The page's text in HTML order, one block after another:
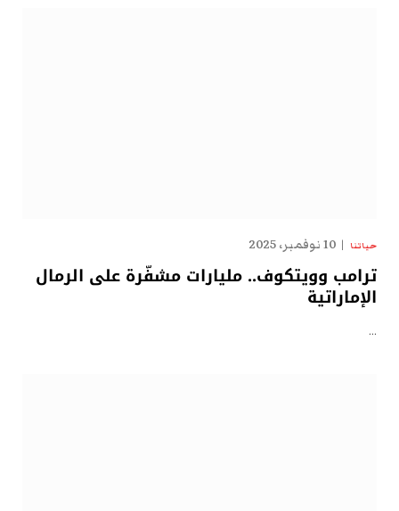
حياتنا 10 نوفمبر، 2025
ترامب وويتكوف.. مليارات مشفّرة على الرمال
الإماراتية
…